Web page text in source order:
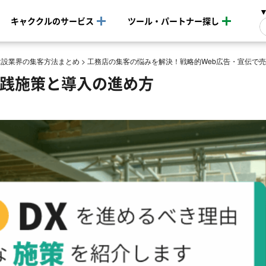
キャククルのサービス ツール・パートナー探し
業界の集客方法まとめ > 工務店の集客の悩みを解決！戦略的Web広告・宣伝で
施策と導入の進め方